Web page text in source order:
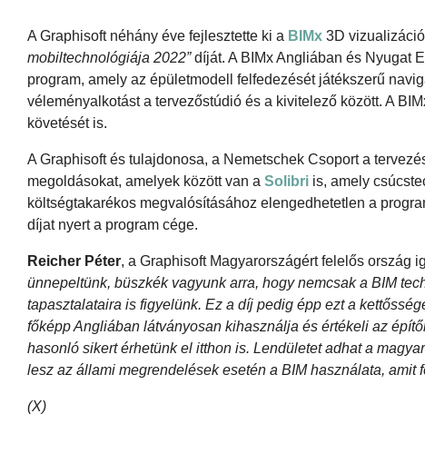
A Graphisoft néhány éve fejlesztette ki a BIMx 3D
mobiltechnológiája 2022”díját. A BIMx Angliában és Nyugat
program, amely az épületmodell felfedezését játékszerű
véleményalkotást a tervezőstúdió és a kivitelező között. A
követését is.
A Graphisoft és tulajdonosa, a Nemetschek Csoport a
megoldásokat, amelyek között van a Solibri is, amely
költségtakarékos megvalósításához elengedhetetlen a
díjat nyert a program cége.
Reicher Péter, a Graphisoft Magyarországért felelős ország
ünnepeltünk, büszkék vagyunk arra, hogy nemcsak a BIM
tapasztalataira is figyelünk. Ez a díj pedig épp ezt a
főképp Angliában látványosan kihasználja és értékeli az
hasonló sikert érhetünk el itthon is. Lendületet adhat a
lesz az állami megrendelések esetén a BIM használata, amit
(X)